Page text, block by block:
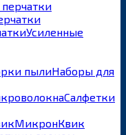
Усиленные
Наборы для
Салфетки
МикронКвик